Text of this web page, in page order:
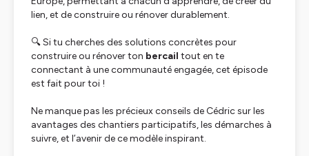
lien, et de construire ou rénover durablement.
🔍 Si tu cherches des solutions concrètes pour
construire ou rénover ton bercail tout en te
connectant à une communauté engagée, cet épisode
est fait pour toi !
Ne manque pas les précieux conseils de Cédric sur les
avantages des chantiers participatifs, les démarches à
suivre, et l’avenir de ce modèle inspirant.